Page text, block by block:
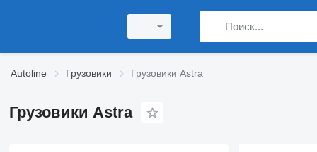
Autoline Грузовики Грузовики Astra
Грузовики Astra